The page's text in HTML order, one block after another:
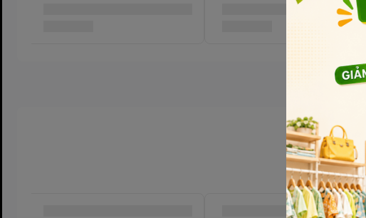
Babilove cao cấp là sản phẩm được sử dụng với
lau vệ sinh cho trẻ sơ sinh; khăn ăn, khăn vệ sinh cho cả gia đình. Được
cotton 100%, hoàn toàn không chứa tạp chất, đặc biệt an toàn tuyệt đối
manh nhạy cảm của trẻ từ sơ sinh. Quy trình sản xuất hoàn toàn khép
chất, cấu tạo bề mặt khăn 3D vô cùng mềm mại. Khăn khô đa năng
Hướng dẫn sử dụng và bảo